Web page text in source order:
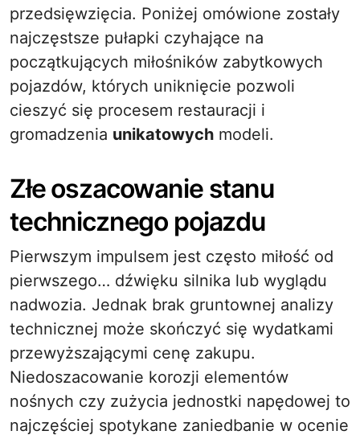
przedsięwzięcia. Poniżej omówione zostały
najczęstsze pułapki czyhające na
początkujących miłośników zabytkowych
pojazdów, których uniknięcie pozwoli
cieszyć się procesem restauracji i
gromadzenia unikatowych modeli.
Złe oszacowanie stanu
technicznego pojazdu
Pierwszym impulsem jest często miłość od
pierwszego… dźwięku silnika lub wyglądu
nadwozia. Jednak brak gruntownej analizy
technicznej może skończyć się wydatkami
przewyższającymi cenę zakupu.
Niedoszacowanie korozji elementów
nośnych czy zużycia jednostki napędowej to
najczęściej spotykane zaniedbanie w ocenie